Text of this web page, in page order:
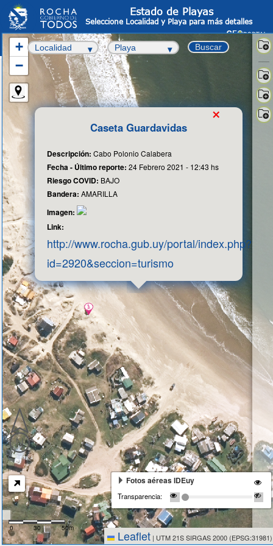
Estado de Playas
Seleccione Localidad y Playa para más detalles
Buscar
Caseta Guardavidas
Descripción:Cabo Polonio Calabera
Fecha - Último reporte:24 Febrero 2021 - 12:43 hs
Riesgo COVID: BAJO
Bandera:AMARILLA
Imagen:
Link:
http://www.rocha.gub.uy/portal/index.php?
id=2920&seccion=turismo
×
+
−
-
0 30 50m
Fotos aéreas IDEuy
Transparencia:
Leaflet | UTM 21S SIRGAS 2000 (EPSG:31981)